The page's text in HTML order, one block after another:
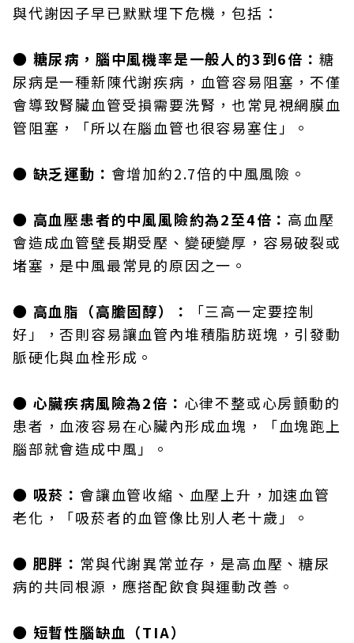
與代謝因子早已默默埋下危機，包括：
● 糖尿病，腦中風機率是一般人的3到6倍： 糖
尿病是一種新陳代謝疾病，血管容易阻塞，不僅
會導致腎臟血管受損需要洗腎，也常見視網膜血
管阻塞，「所以在腦血管也很容易塞住」。
● 缺乏運動： 會增加約2.7倍的中風風險。
● 高血壓患者的中風風險約為2至4倍： 高血壓
會造成血管壁長期受壓、變硬變厚，容易破裂或
堵塞，是中風最常見的原因之一。
● 高血脂（高膽固醇）：
「三高一定要控制
好」，否則容易讓血管內堆積脂肪斑塊，引發動
脈硬化與血栓形成。
● 心臟疾病風險為2倍： 心律不整或心房顫動的
患者，血液容易在心臟內形成血塊，「血塊跑上
腦部就會造成中風」。
● 吸菸： 會讓血管收縮、血壓上升，加速血管
老化，「吸菸者的血管像比別人老十歲」。
● 肥胖： 常與代謝異常並存，是高血壓、糖尿
病的共同根源，應搭配飲食與運動改善。
● 短暫性腦缺血（TIA）